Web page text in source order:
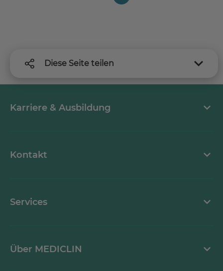
Diese Seite teilen
Karriere & Ausbildung
Kontakt
Services
Über MEDICLIN